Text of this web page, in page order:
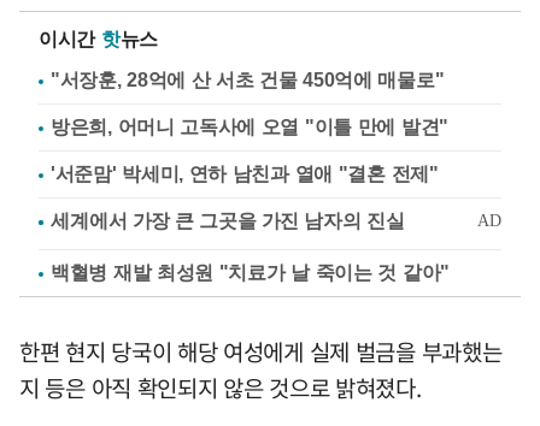
이시간 핫뉴스
"서장훈, 28억에 산 서초 건물 450억에 매물로"
방은희, 어머니 고독사에 오열 "이틀 만에 발견"
'서준맘' 박세미, 연하 남친과 열애 "결혼 전제"
백혈병 재발 최성원 "치료가 날 죽이는 것 같아"
한편 현지 당국이 해당 여성에게 실제 벌금을 부과했는
지 등은 아직 확인되지 않은 것으로 밝혀졌다.